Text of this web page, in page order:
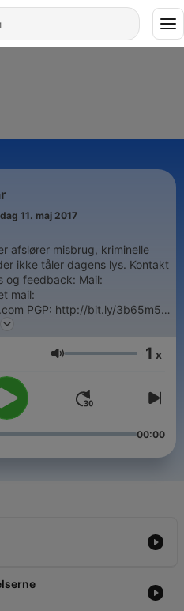
11. maj 2017
afslører misbrug, kriminelle
tåler dagens lys. Kontakt
og feedback: Mail:
mail:
PGP: http://bit.ly/3b65m5G
+45 2843 0252 God
Сила на звука
1 x
00:00